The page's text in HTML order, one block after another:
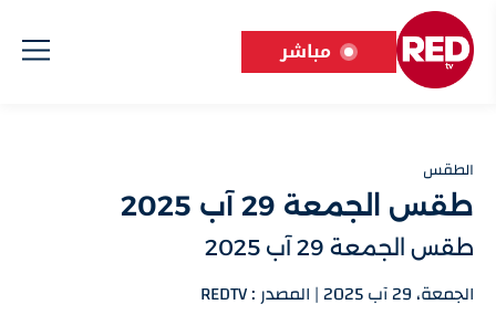
مباشر
الطقس
طقس الجمعة 29 آب 2025
طقس الجمعة 29 آب 2025
الجمعة، 29 آب 2025 | المصدر : REDTV